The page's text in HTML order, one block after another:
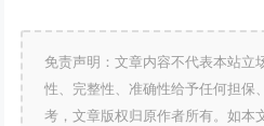
免责声明：文章内容不代表本站立
性、完整性、准确性给予任何担保
考，文章版权归原作者所有。如本